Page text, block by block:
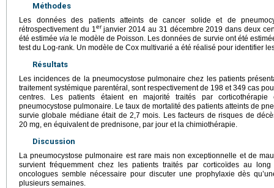
Méthodes
Les données des patients atteints de cancer solide et de
rétrospectivement du 1er janvier 2014 au 31 décembre 2019 dans deux
été estiméevia le modèle de Poisson. Les données de survie ont été
test du Log-rank. Un modèle de Cox multivarié a été réalisé pour identifier
Résultats
Les incidences de la pneumocystose pulmonaire chez les patients
traitement systémique parentéral, sont respectivement de 198 et 349 cas
centres. Les patients étaient en majorité traités par
pneumocystose pulmonaire. Le taux de mortalité des patients atteints de
survie globale médiane était de 2,7 mois. Les facteurs de risques de
20 mg, en équivalent de prednisone, par jour et la chimiothérapie.
Discussion
La pneumocystose pulmonaire est rare mais non exceptionnelle et de
survient fréquemment chez les patients traités par corticoïdes au
oncologues semble nécessaire pour discuter une prophylaxie dès
plusieurs semaines.